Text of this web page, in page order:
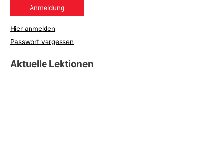
Hier anmelden
Passwort vergessen
Aktuelle Lektionen